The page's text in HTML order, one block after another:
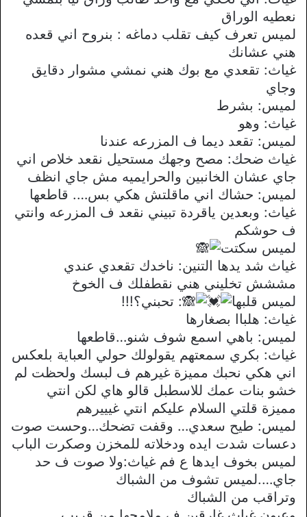
نعطيه الوراق
لميس تعرف كيف تقلب دماغه : بنروح اني قعده
هني عشانك
غياث: تقعدي مع بوك هني نمشي مشوار دقايق
وجاي
لميس: بشرط
غياث: وهو
لميس: تقعد ديما ف المزرعه عندنا
غياث ضحك: مصح وجهك مستحيل نقعد خلاص اني
جاي عشان الخانبين والحرايميه مش جاي انظف
لميس: حشاك اني ماقلتش هكي بس…. قاطعها
غياث: وبعدين ياقردة تبيني نقعد ف المزرعه وانتي
ف حوشكم
لميس سكتت
غياث شد يدها التنين: ناخدك تقعدي عندي
مششش تخليني هني نقطفلك ف الخوخ
لميس قلبها
: تحبني؟!!!
غياث: هلباا بصغارها
لميس: باهي اسمع شوف شنو…قاطعها
غياث: بكري سمعتهم يقولولك حولي العباية بلعكس
اني هكي نحبك مميزة غيرهم ف لبسك ولحظت لم
خشو بنات عمك للاسطبل قالو هاي لكن انتي
مميزة قلتي السلام عليكم انتي غيييرهم
لميس: طيح سعدي… وقفت تضحك…وحست صوت
دعسات شدت ايده ودخلاته للمخزن وصكرت الباب
لميس بخوف ايدها ع فم غياث:ولا صوت ف حد
جاي….لميس تشوف من الشباك
وتراقب من الشباك